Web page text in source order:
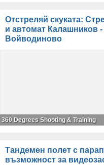
Отстреляй скуката:
и автомат Калашников
Войводиново
360 Degrees Shooting & Training
Тандемен полет с
възможност за